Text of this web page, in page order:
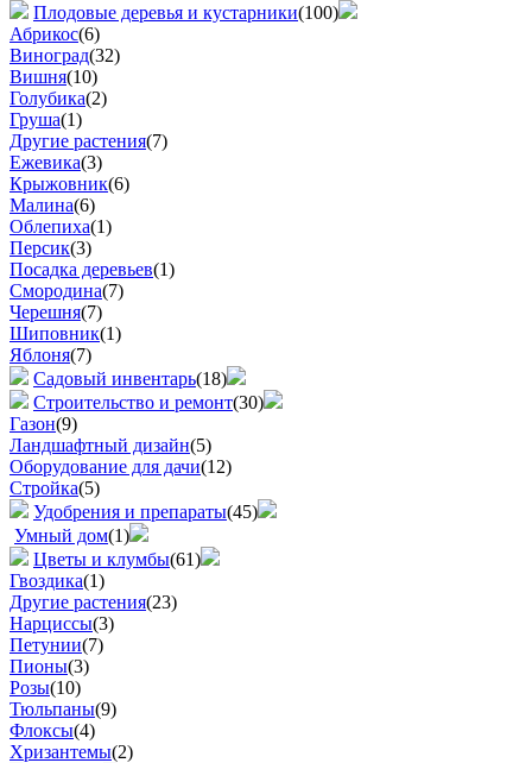
Плодовые деревья и кустарники(100)
Абрикос(6)
Виноград(32)
Вишня(10)
Голубика(2)
Груша(1)
Другие растения(7)
Ежевика(3)
Крыжовник(6)
Малина(6)
Облепиха(1)
Персик(3)
Посадка деревьев(1)
Смородина(7)
Черешня(7)
Шиповник(1)
Яблоня(7)
Садовый инвентарь(18)
Строительство и ремонт(30)
Газон(9)
Ландшафтный дизайн(5)
Оборудование для дачи(12)
Стройка(5)
Удобрения и препараты(45)
Умный дом(1)
Цветы и клумбы(61)
Гвоздика(1)
Другие растения(23)
Нарциссы(3)
Петунии(7)
Пионы(3)
Розы(10)
Тюльпаны(9)
Флоксы(4)
Хризантемы(2)